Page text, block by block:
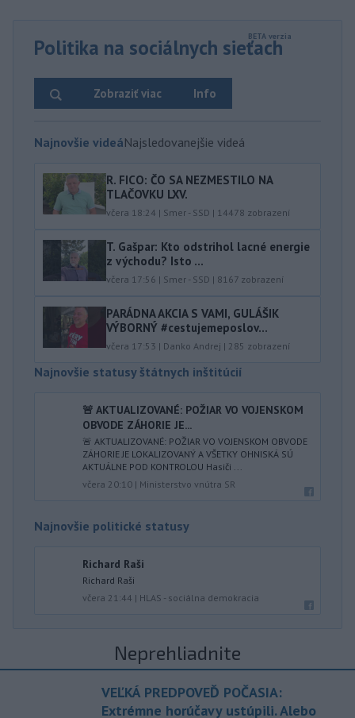
Politika na sociálnych sieťach
Info
Zobraziť viac
Najnovšie videáNajsledovanejšie videá
R. FICO: ČO SA NEZMESTILO NA
TLAČOVKU LXV.
včera 18:24 | Smer - SSD | 14478 zobrazení
T. Gašpar: Kto odstrihol lacné energie
z východu? Isto ...
včera 17:56 | Smer - SSD | 8167 zobrazení
PARÁDNA AKCIA S VAMI, GULÁŠIK
VÝBORNÝ #cestujemeposlov...
včera 17:53 | Danko Andrej | 285 zobrazení
Najnovšie statusy štátnych inštitúcií
🚨 AKTUALIZOVANÉ: POŽIAR VO VOJENSKOM
OBVODE ZÁHORIE JE...
🚨 AKTUALIZOVANÉ: POŽIAR VO VOJENSKOM OBVODE
ZÁHORIE JE LOKALIZOVANÝ A VŠETKY OHNISKÁ SÚ
AKTUÁLNE POD KONTROLOU Hasiči ...
včera 20:10 | Ministerstvo vnútra SR
Najnovšie politické statusy
Richard Raši
Richard Raši
včera 21:44 | HLAS - sociálna demokracia
Neprehliadnite
VEĽKÁ PREDPOVEĎ POČASIA:
Extrémne horúčavy ustúpili. Alebo